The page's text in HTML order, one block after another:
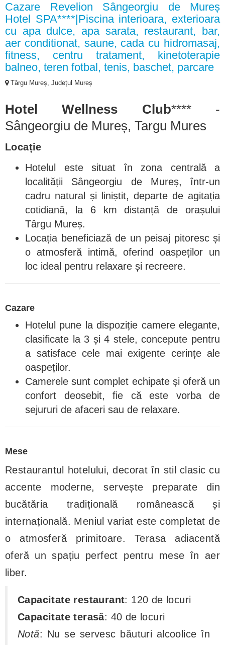
Cazare Revelion Sângeorgiu de Mureș
Hotel SPA****|Piscina interioara, exterioara
cu apa dulce, apa sarata, restaurant, bar,
aer conditionat, saune, cada cu hidromasaj,
fitness, centru tratament, kinetoterapie
balneo, teren fotbal, tenis, baschet, parcare
Târgu Mureș, Județul Mureș
HotelWellness Club**** -
Sângeorgiu de Mureș, Targu Mures
Locație
Hotelul este situat în zona centrală a
localității Sângeorgiu de Mureș, într-un
cadru natural și liniștit, departe de agitația
cotidiană, la 6 km distanță de orașului
Târgu Mureș.
Locația beneficiază de un peisaj pitoresc și
o atmosferă intimă, oferind oaspeților un
loc ideal pentru relaxare și recreere.
Cazare
Hotelul pune la dispoziție camere elegante,
clasificate la 3 și 4 stele, concepute pentru
a satisface cele mai exigente cerințe ale
oaspeților.
Camerele sunt complet echipate și oferă un
confort deosebit, fie că este vorba de
sejururi de afaceri sau de relaxare.
Mese
Restaurantul hotelului, decorat în stil clasic cu
accente moderne, servește preparate din
bucătăria tradițională românească și
internațională. Meniul variat este completat de
o atmosferă primitoare. Terasa adiacentă
oferă un spațiu perfect pentru mese în aer
liber.
Capacitate restaurant: 120 de locuri
Capacitate terasă: 40 de locuri
Notă: Nu se servesc băuturi alcoolice în